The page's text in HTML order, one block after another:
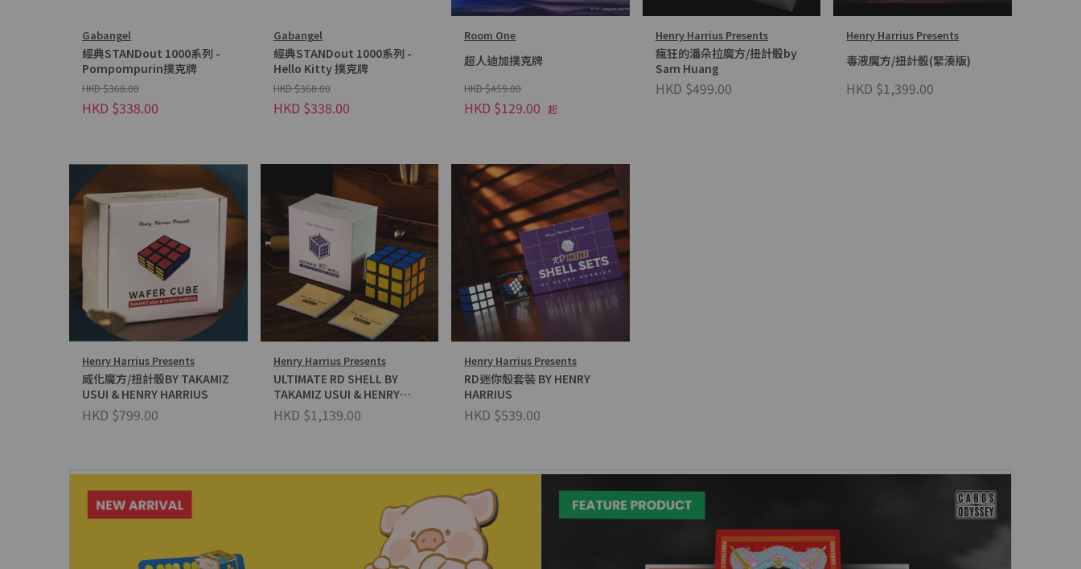
Gabangel
經典STANDout 1000系列 -
Pompompurin撲克牌
HKD $368.00
HKD $338.00
Gabangel
經典STANDout 1000系列 -
Hello Kitty 撲克牌
HKD $368.00
HKD $338.00
Room One
超人迪加撲克牌
HKD $459.00
HKD $129.00 起
Henry Harrius Presents
瘋狂的潘朵拉魔方/扭計骰by
Sam Huang
HKD $499.00
Henry Harrius Presents
毒液魔方/扭計骰(緊湊版)
HKD $1,399.00
Henry Harrius Presents
威化魔方/扭計骰BY TAKAMIZ
USUI & HENRY HARRIUS
HKD $799.00
Henry Harrius Presents
ULTIMATE RD SHELL BY
TAKAMIZ USUI & HENRY
HARRIUS
HKD $1,139.00
Henry Harrius Presents
RD迷你殼套裝 BY HENRY
HARRIUS
HKD $539.00